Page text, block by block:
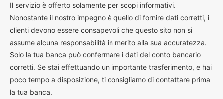
Il servizio è offerto solamente per scopi informativi.
Nonostante il nostro impegno è quello di fornire dati corretti, i
clienti devono essere consapevoli che questo sito non si
assume alcuna responsabilità in merito alla sua accuratezza.
Solo la tua banca può confermare i dati del conto bancario
corretti. Se stai effettuando un importante trasferimento, e hai
poco tempo a disposizione, ti consigliamo di contattare prima
la tua banca.